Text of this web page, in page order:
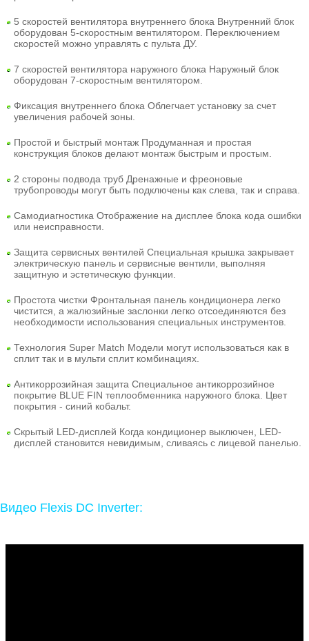
5 скоростей вентилятора внутреннего блока Внутренний блок
оборудован 5-скоростным вентилятором. Переключением
скоростей можно управлять с пульта ДУ.
7 скоростей вентилятора наружного блока Наружный блок
оборудован 7-скоростным вентилятором.
Фиксация внутреннего блока Облегчает установку за счет
увеличения рабочей зоны.
Простой и быстрый монтаж Продуманная и простая
конструкция блоков делают монтаж быстрым и простым.
2 стороны подвода труб Дренажные и фреоновые
трубопроводы могут быть подключены как слева, так и справа.
Самодиагностика Отображение на дисплее блока кода ошибки
или неисправности.
Защита сервисных вентилей Специальная крышка закрывает
электрическую панель и сервисные вентили, выполняя
защитную и эстетическую функции.
Простота чистки Фронтальная панель кондиционера легко
чистится, а жалюзийные заслонки легко отсоединяются без
необходимости использования специальных инструментов.
Технология Super Match Модели могут использоваться как в
сплит так и в мульти сплит комбинациях.
Антикоррозийная защита Специальное антикоррозийное
покрытие BLUE FIN теплообменника наружного блока. Цвет
покрытия - синий кобальт.
Скрытый LED-дисплей Когда кондиционер выключен, LED-
дисплей становится невидимым, сливаясь с лицевой панелью.
Видео Flexis DC Inverter: